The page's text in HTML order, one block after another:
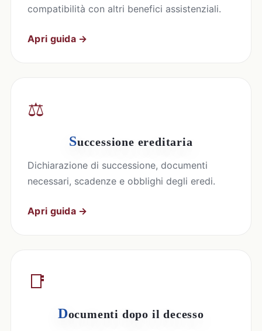
compatibilità con altri benefici assistenziali.
Apri guida →
⚖️
Successione ereditaria
Dichiarazione di successione, documenti
necessari, scadenze e obblighi degli eredi.
Apri guida →
📑
Documenti dopo il decesso